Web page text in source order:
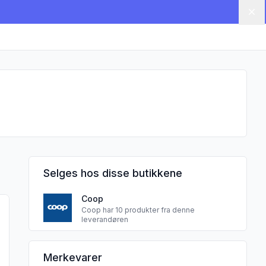
12-20kg 44stk"
"Änglamark Bleier Newborn 28stk"
Selges hos disse butikkene
Coop
Coop har 10 produkter fra denne
leverandøren
DRYLOCK TECHNOLOGIES S.R.O. sine
Merkevarer